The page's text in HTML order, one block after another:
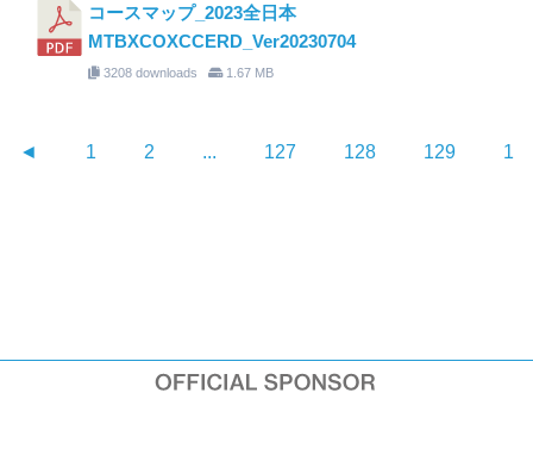
コースマップ_2023全日本
MTBXCOXCCERD_Ver20230704
3208 downloads 1.67 MB
◄ 1 2 ... 127 128 129